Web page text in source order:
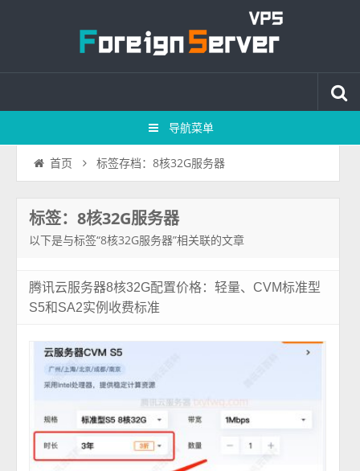
导航菜单
首页 标签存档：8核32G服务器
标签：8核32G服务器
以下是与标签“8核32G服务器”相关联的文章
腾讯云服务器8核32G配置价格：轻量、CVM标准型
S5和SA2实例收费标准